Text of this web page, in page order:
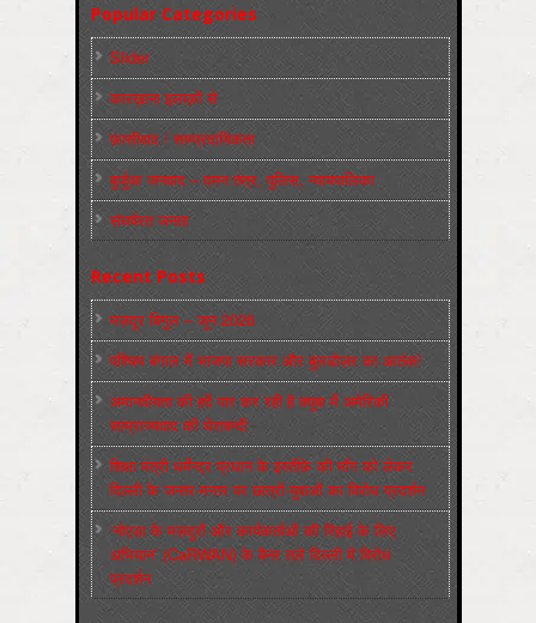
Popular Categories
Slider
कारख़ाना इलाक़ों से
फ़ासीवाद / साम्‍प्रदायिकता
बुर्जुआ जनवाद – दमन तंत्र, पुलिस, न्‍यायपालिका
संघर्षरत जनता
Recent Posts
मज़दूर बिगुल – जून 2026
पश्चिम बंगाल में भाजपा सरकार और बुलडोज़र का आतंक!
अमानवीयता की हदें पार कर रही है क्यूबा में अमेरिकी
साम्राज्यवाद की घेराबन्दी
शिक्षा मंत्री धर्मेन्द्र प्रधान के इस्तीफ़े की माँग को लेकर
दिल्ली के जन्तर-मन्तर पर छात्रों-युवाओं का विरोध प्रदर्शन
‘नोएडा के मज़दूरों और कार्यकर्ताओं की रिहाई के लिए
अभियान’ (CaRWAN) के बैनर तले दिल्ली में विरोध
प्रदर्शन